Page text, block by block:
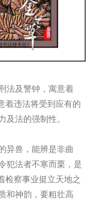
及警钟，寓意着
着违法将受到应有的
及法的强制性。
兽，能辨是非曲
犯法者不寒而栗，是
检察事业挺立天地之
和神韵，要粗壮高